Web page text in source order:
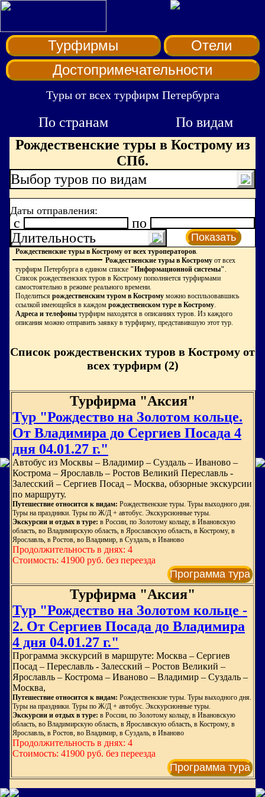
Турфирмы
Отели
Достопримечательности
Туры от всех турфирм Петербурга
По странам
По видам
Рождественские туры в Кострому из
СПб.
Выбор туров по видам
Даты отправления:
c
по
Длительность
Показать
Рождественские туры в Кострому от всех туроператоров.
Рождественские туры в Кострому от всех
турфирм Петербурга в едином списке "Информационной системы".
Список рождественских туров в Кострому пополняется турфирмами
самостоятельно в режиме реального времени.
Поделиться рождественским туром в Кострому можно воспльзовавшись
ссылкой имеющейся в каждом рождественском туре в Кострому.
Адреса и телефоны турфирм находятся в описаниях туров. Из каждого
описания можно отправить заявку в турфирму, представившую этот тур.
Список рождественских туров в Кострому от
всех турфирм (2)
Турфирма "Аксия"
Тур "Рождество на Золотом кольце.
От Владимира до Сергиев Посада 4
дня 04.01.27 г."
Автобус из Москвы – Владимир – Суздаль – Иваново –
Кострома – Ярославль – Ростов Великий Переславль -
Залесский – Сергиев Посад – Москва, обзорные экскурсии
по маршруту.
Путешествие относится к видам: Рождественские туры. Туры выходного дня.
Туры на праздники. Туры по Ж/Д + автобус. Экскурсионные туры.
Экскурсии и отдых в туре: в России, по Золотому кольцу, в Ивановскую
область, во Владимирскую область, в Ярославскую область, в Кострому, в
Ярославль, в Ростов, во Владимир, в Суздаль, в Иваново
Продолжительность в днях: 4
Стоимость: 41900 руб. без переезда
Программа тура
Турфирма "Аксия"
Тур "Рождество на Золотом кольце -
2. От Сергиев Посада до Владимира
4 дня 04.01.27 г."
Программа экскурсий в маршруте: Москва – Сергиев
Посад – Переславль - Залесский – Ростов Великий –
Ярославль – Кострома – Иваново – Владимир – Суздаль –
Москва,
Путешествие относится к видам: Рождественские туры. Туры выходного дня.
Туры на праздники. Туры по Ж/Д + автобус. Экскурсионные туры.
Экскурсии и отдых в туре: в России, по Золотому кольцу, в Ивановскую
область, во Владимирскую область, в Ярославскую область, в Кострому, в
Ярославль, в Ростов, во Владимир, в Суздаль, в Иваново
Продолжительность в днях: 4
Стоимость: 41900 руб. без переезда
Программа тура